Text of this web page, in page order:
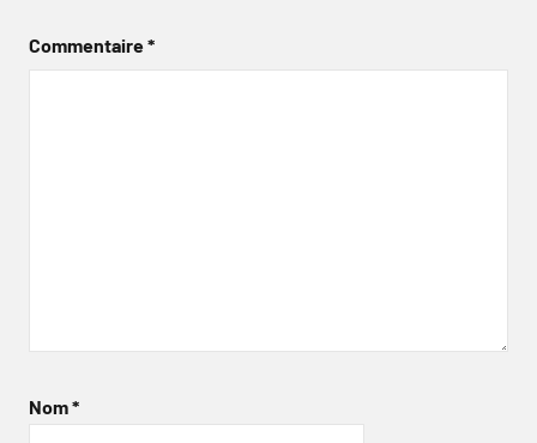
Commentaire*
Nom*